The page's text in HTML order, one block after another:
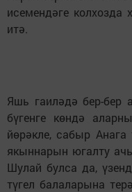
исемендәге
итә.
Яшь гаиләдә бер-бер
бүгенге көндә
йөрәкле, сабыр
якыннарын югалту
Шулай булса да,
түгел балаларына